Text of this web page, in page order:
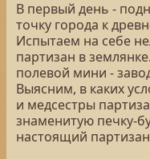
В первый день -
точку города к
Испытаем на себе
партизан в
полевой мини -
Выясним, в каких
и медсестры
знаменитую печку-
настоящий